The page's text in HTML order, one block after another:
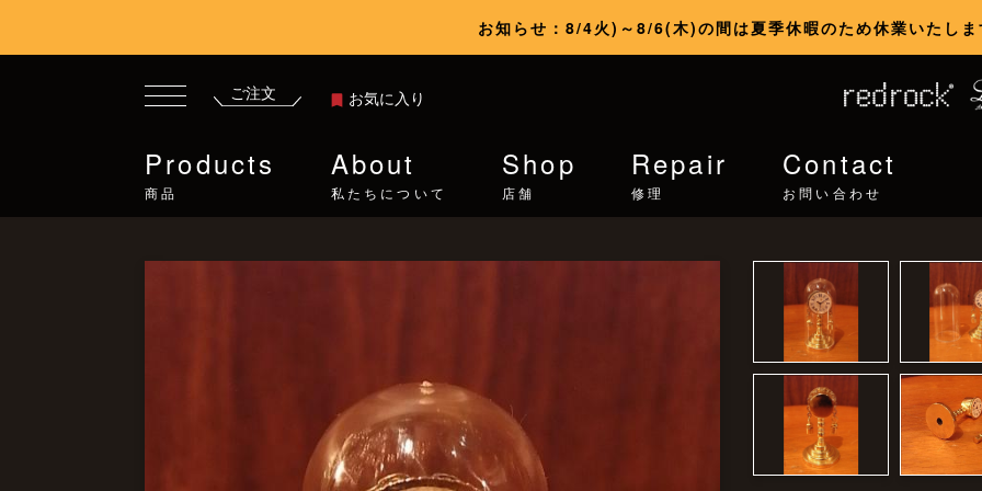
お知らせ：8/4火)～8/6(木)の間は夏季休暇のため休業いたしま
ご注文 お気に入り
Products
商品
About
私たちについて
Shop
店舗
Repair
修理
Contact
お問い合わせ